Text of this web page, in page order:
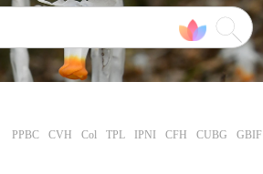
PPBC CVH Col TPL IPNI CFH CUBG GBIF